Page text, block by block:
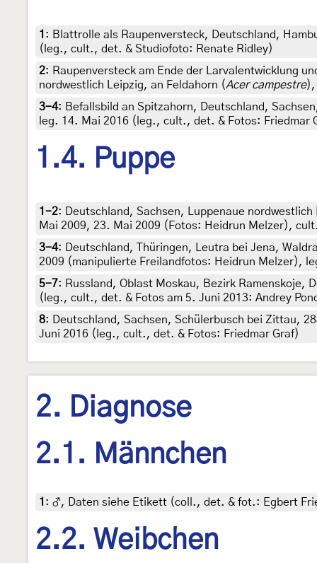
1 : Blattrolle als Raupenversteck, Deutschland,
(leg., cult., det. & Studiofoto: Renate Ridley)
2: Raupenversteck am Ende der Larvalentwicklung
nordwestlich Leipzig, an Feldahorn (Acer campestre),
3-4: Befallsbild an Spitzahorn, Deutschland,
leg. 14. Mai 2016 (leg., cult., det. & Fotos: Friedmar
1.4. Puppe
1-2: Deutschland, Sachsen, Luppenaue
Mai 2009, 23. Mai 2009 (Fotos: Heidrun Melzer),
3-4: Deutschland, Thüringen, Leutra bei Jena,
2009 (manipulierte Freilandfotos: Heidrun Melzer),
5-7: Russland, Oblast Moskau, Bezirk Ramenskoje,
(leg., cult., det. & Fotos am 5. Juni 2013: Andrey
8: Deutschland, Sachsen, Schülerbusch bei Zittau,
Juni 2016 (leg., cult., det. & Fotos: Friedmar Graf)
2. Diagnose
2.1. Männchen
1 : ♂, Daten siehe Etikett (coll., det. & fot.: Egbert
2.2. Weibchen